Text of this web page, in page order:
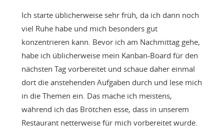
Ich starte üblicherweise sehr früh, da ich dann noch
viel Ruhe habe und mich besonders gut
konzentrieren kann. Bevor ich am Nachmittag gehe,
habe ich üblicherweise mein Kanban-Board für den
nächsten Tag vorbereitet und schaue daher einmal
dort die anstehenden Aufgaben durch und lese mich
in die Themen ein. Das mache ich meistens,
während ich das Brötchen esse, dass in unserem
Restaurant netterweise für mich vorbereitet wurde.